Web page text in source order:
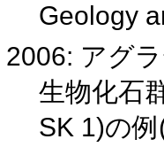
Geology
2006: アグ
生物化石
SK 1)の